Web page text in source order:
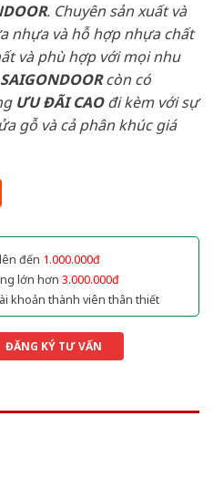
. Chuyên sản xuất và
nhựa và hỗ hợp nhựa chất
và phù hợp với mọi nhu
SAIGONDOORcòn có
ƯU ĐÃI CAOđi kèm với sự
gỗ và cả phân khúc giá
đến 1.000.000đ
lớn hơn 3.000.000đ
khoản thành viên thân thiết
ĐĂNG KÝ TƯ VẤN